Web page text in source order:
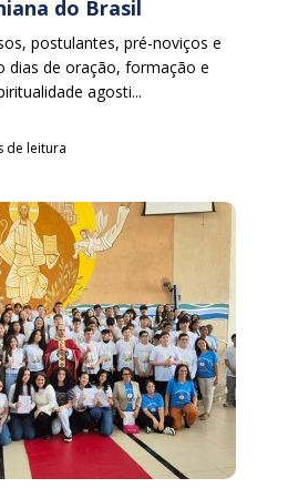
do Brasil
postulantes, pré-noviços e
dias de oração, formação e
agosti...
de leitura